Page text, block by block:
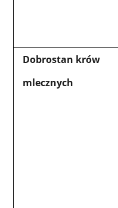
Dobrostan krów
mlecznych